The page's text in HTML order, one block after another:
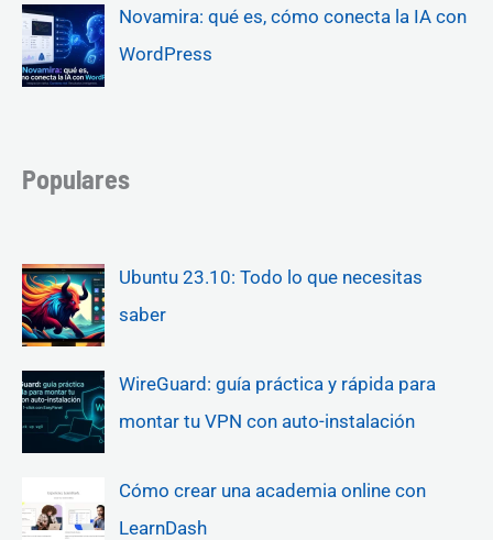
Novamira: qué es, cómo conecta la IA con
WordPress
Populares
Ubuntu 23.10: Todo lo que necesitas
saber
WireGuard: guía práctica y rápida para
montar tu VPN con auto-instalación
Cómo crear una academia online con
LearnDash